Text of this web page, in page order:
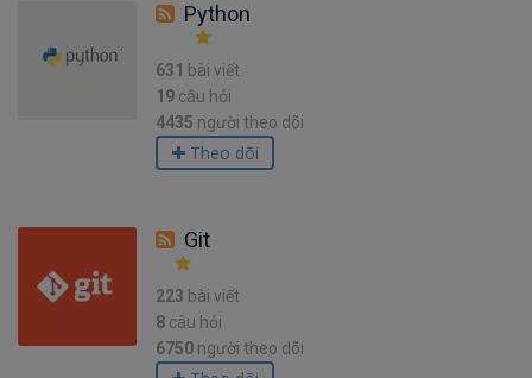
Python
631 bài viết
19 câu hỏi
4435 người theo dõi
Theo dõi
Git
223 bài viết
8 câu hỏi
6750 người theo dõi